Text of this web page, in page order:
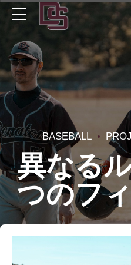
BASEBALL
異なる
つのフ